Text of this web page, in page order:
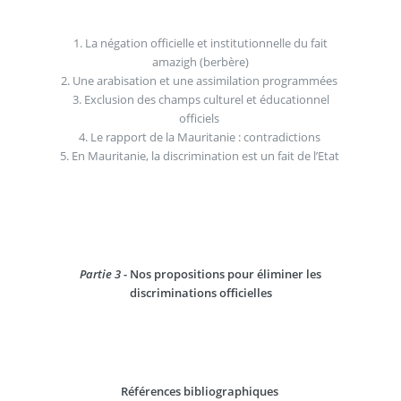
1. La négation officielle et institutionnelle du fait
amazigh (berbère)
2. Une arabisation et une assimilation programmées
3. Exclusion des champs culturel et éducationnel
officiels
4. Le rapport de la Mauritanie : contradictions
5. En Mauritanie, la discrimination est un fait de l’Etat
Partie 3- Nos propositions pour éliminer les
discriminations officielles
Références bibliographiques